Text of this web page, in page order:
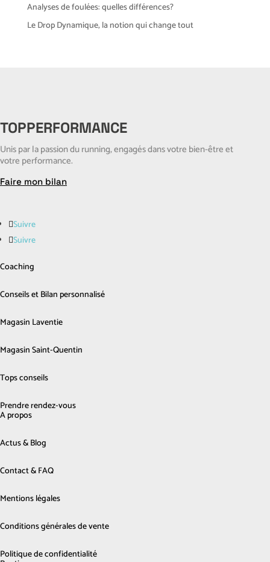
Analyses de foulées: quelles différences?
Le Drop Dynamique, la notion qui change tout
TOPPERFORMANCE
Unis par la passion du running, engagés dans votre bien-être et
votre performance.
Faire mon bilan
Suivre
Suivre
Coaching
Conseils et Bilan personnalisé
Magasin Laventie
Magasin Saint-Quentin
Tops conseils
Prendre rendez-vous
A propos
Actus & Blog
Contact & FAQ
Mentions légales
Conditions générales de vente
Politique de confidentialité